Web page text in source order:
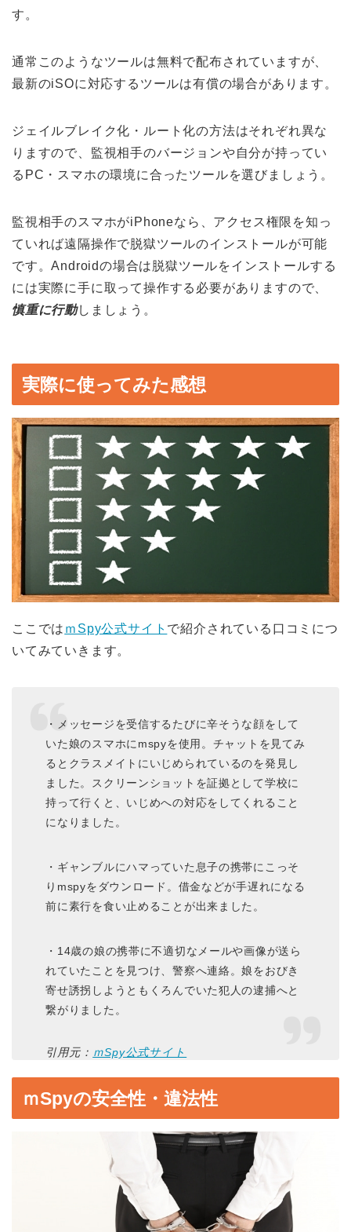
す。
通常このようなツールは無料で配布されていますが、
最新のiSOに対応するツールは有償の場合があります。
ジェイルブレイク化・ルート化の方法はそれぞれ異な
りますので、監視相手のバージョンや自分が持ってい
るPC・スマホの環境に合ったツールを選びましょう。
監視相手のスマホがiPhoneなら、アクセス権限を知っ
ていれば遠隔操作で脱獄ツールのインストールが可能
です。Androidの場合は脱獄ツールをインストールする
には実際に手に取って操作する必要がありますので、
慎重に行動しましょう。
実際に使ってみた感想
ここでは ｍSpy公式サイト で紹介されている口コミにつ
いてみていきます。
・メッセージを受信するたびに辛そうな顔をして
いた娘のスマホにmspyを使用。チャットを見てみ
るとクラスメイトにいじめられているのを発見し
ました。スクリーンショットを証拠として学校に
持って行くと、いじめへの対応をしてくれること
になりました。
・ギャンブルにハマっていた息子の携帯にこっそ
りmspyをダウンロード。借金などが手遅れになる
前に素行を食い止めることが出来ました。
・14歳の娘の携帯に不適切なメールや画像が送ら
れていたことを見つけ、警察へ連絡。娘をおびき
寄せ誘拐しようともくろんでいた犯人の逮捕へと
繋がりました。
引用元： ｍSpy公式サイト
ｍSpyの安全性・違法性